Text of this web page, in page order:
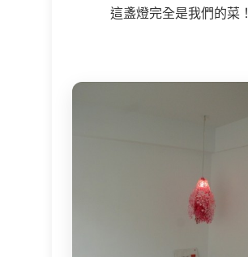
這盞燈完全是我們的菜！